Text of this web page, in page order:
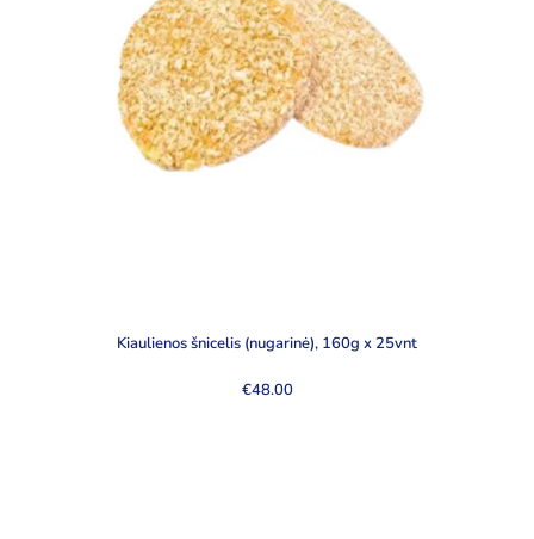
Kiaulienos šnicelis (nugarinė), 160g x 25vnt
€48.00